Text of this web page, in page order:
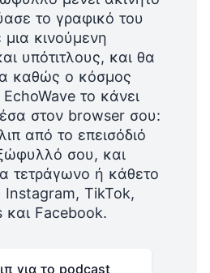
το γραφικό του
κινούμενη
υπότιτλους, και θα
καθώς ο κόσμος
το κάνει
στον browser σου:
από το επεισόδιό
σου, και
τετράγωνο ή κάθετο
Instagram, TikTok,
και Facebook.
για το podcast